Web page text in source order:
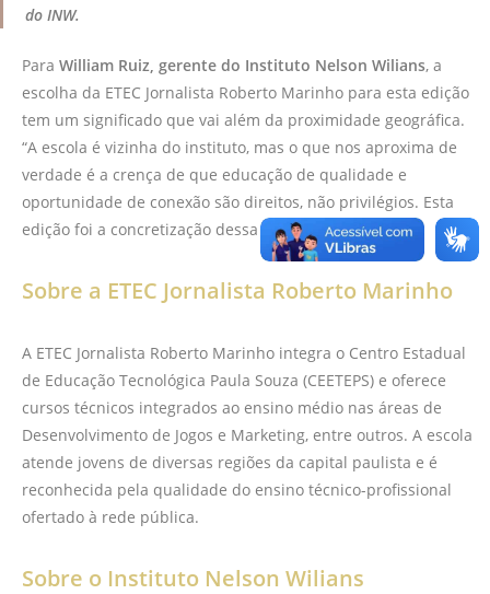
do INW.
Para William Ruiz, gerente do Instituto Nelson Wilians, a
escolha da ETEC Jornalista Roberto Marinho para esta edição
tem um significado que vai além da proximidade geográfica.
“A escola é vizinha do instituto, mas o que nos aproxima de
verdade é a crença de que educação de qualidade e
oportunidade de conexão são direitos, não privilégios. Esta
edição foi a concretização dessa crença.”
Sobre a ETEC Jornalista Roberto Marinho
A ETEC Jornalista Roberto Marinho integra o Centro Estadual
de Educação Tecnológica Paula Souza (CEETEPS) e oferece
cursos técnicos integrados ao ensino médio nas áreas de
Desenvolvimento de Jogos e Marketing, entre outros. A escola
atende jovens de diversas regiões da capital paulista e é
reconhecida pela qualidade do ensino técnico-profissional
ofertado à rede pública.
Sobre o Instituto Nelson Wilians